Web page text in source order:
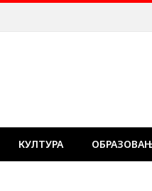
КУЛТУРА